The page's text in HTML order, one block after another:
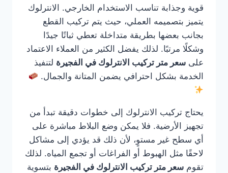
قوية وجذابة تناسب الاستخدام الخارجي. الانترلوك
يتميز بتصميمه العملي، حيث يتم تركيب القطع
بجانب بعضها بطريقة متداخلة تعطي ثباتًا جيدًا
وشكلًا مرتبًا. لذلك يفضل الكثير من العملاء الاعتماد
على سعر متر تركيب الانترلوك في الفجيرة لتنفيذ
الخدمة بشكل احترافي يضمن المتانة والجمال.
يحتاج تركيب الانترلوك إلى خطوات دقيقة تبدأ من
تجهيز الأرضية. فلا يمكن وضع البلاط مباشرة على
أي سطح غير مستوٍ، لأن ذلك قد يؤدي إلى مشاكل
لاحقًا مثل الهبوط أو الفراغات أو تجمع المياه. لذلك
تقوم سعر متر تركيب الانترلوك في الفجيرة بتسوية